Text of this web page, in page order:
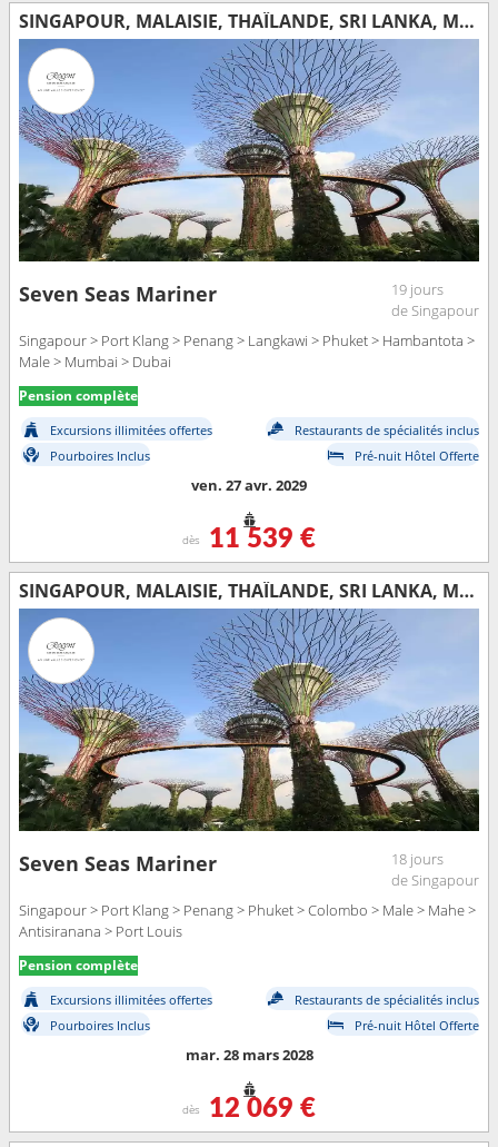
SINGAPOUR, MALAISIE, THAÏLANDE, SRI LANKA, MALDIVES, INDE, EMIRATS ARABES UNIS
Seven Seas Mariner
19 jours
de Singapour
Singapour > Port Klang > Penang > Langkawi > Phuket > Hambantota >
Male > Mumbai > Dubai
Pension complète
Excursions illimitées offertes
Restaurants de spécialités inclus
Pourboires Inclus
Pré-nuit Hôtel Offerte
ven. 27 avr. 2029
dès 11 539 €
SINGAPOUR, MALAISIE, THAÏLANDE, SRI LANKA, MALDIVES, SEYCHELLES, MADAGASCAR, MAURICE
Seven Seas Mariner
18 jours
de Singapour
Singapour > Port Klang > Penang > Phuket > Colombo > Male > Mahe >
Antisiranana > Port Louis
Pension complète
Excursions illimitées offertes
Restaurants de spécialités inclus
Pourboires Inclus
Pré-nuit Hôtel Offerte
mar. 28 mars 2028
dès 12 069 €